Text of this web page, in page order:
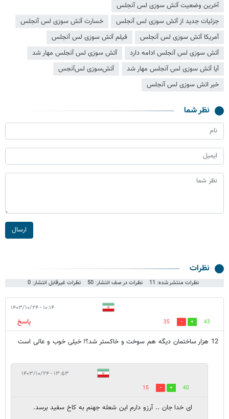
آخرین وضعیت آتش سوزی لس آنجلس
جزئیات جدید از آتش سوزی لس آنجلس
خسارت آتش سوزی لس آنجلس
آمریکا آتش سوزی لس آنجلس
فیلم آتش سوزی لس آنجلس
آتش سوزی لس آنجلس ادامه دارد
آتش سوزی لس آنجلس مهار شد
آیا آتش سوزی لس آنجلس مهار شد
آتش‌سوزی لس‌آنجس
خبر اتش سوزی لس آنجلس
نظر شما
ارسال
نظرات
نظرات منتشر شده: 11 نظرات در صف انتشار: 50 نظرات غیرقابل انتشار: 0
۱۰:۱۴ - ۱۴۰۳/۱۰/۲۴
43
35
پاسخ
12 هزار ساختمان دیگه هم سوخت و خاکستر شد؟! خیلی خوب و عالی است
۱۳:۵۳ - ۱۴۰۳/۱۰/۲۴
40
15
ای خدا جان .. آرزو دارم این شعله جهنم به کاخ سفید برسد.